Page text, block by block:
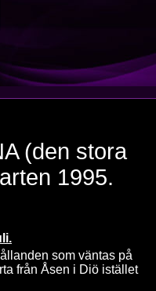
(den stora
1995.
som väntas på
från Åsen i Diö istället